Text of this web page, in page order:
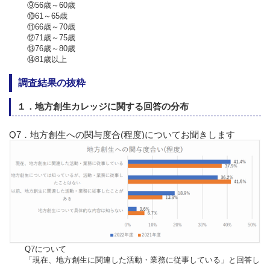
⑨56歳～60歳
⑩61～65歳
⑪66歳～70歳
⑫71歳～75歳
⑬76歳～80歳
⑭81歳以上
調査結果の抜粋
１．地方創生カレッジに関する回答の分布
Q7．地方創生への関与度合(程度)についてお聞きします
Q7について
「現在、地方創生に関連した活動・業務に従事している」と回答し